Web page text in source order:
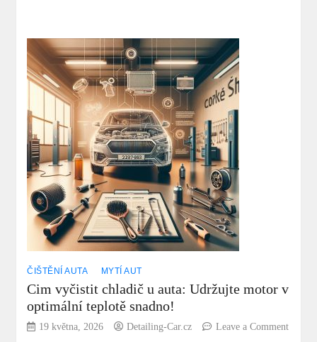
parním
čističem
umýt
auto?
Výhody
a
Nevýhody
ČIŠTĚNÍ AUTA MYTÍ AUT
Cim vyčistit chladič u auta: Udržujte motor v
optimální teplotě snadno!
19 května, 2026 Detailing-Car.cz
Leave a Comment